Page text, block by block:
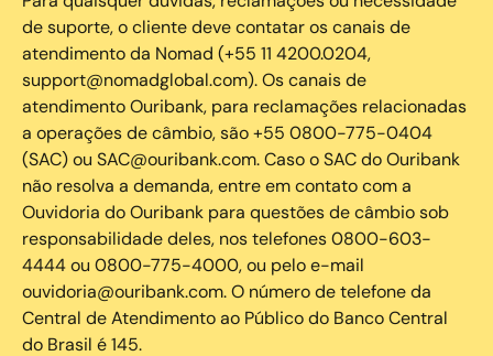
de suporte, o cliente deve contatar os canais de
atendimento da Nomad (+55 11 4200.0204,
support@nomadglobal.com). Os canais de
atendimento Ouribank, para reclamações relacionadas
a operações de câmbio, são +55 0800-775-0404
(SAC) ou SAC@ouribank.com. Caso o SAC do Ouribank
não resolva a demanda, entre em contato com a
Ouvidoria do Ouribank para questões de câmbio sob
responsabilidade deles, nos telefones 0800-603-
4444 ou 0800-775-4000, ou pelo e-mail
ouvidoria@ouribank.com. O número de telefone da
Central de Atendimento ao Público do Banco Central
do Brasil é 145.